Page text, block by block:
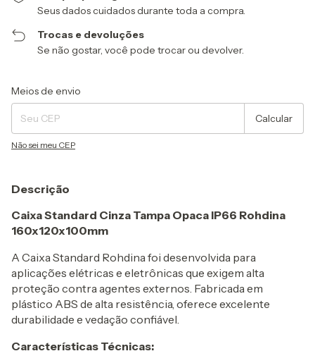
Seus dados cuidados durante toda a compra.
Trocas e devoluções
Se não gostar, você pode trocar ou devolver.
Entregas para o CEP:
Meios de envio
Calcular
Não sei meu CEP
Descrição
Caixa Standard Cinza Tampa Opaca IP66 Rohdina
160x120x100mm
A Caixa Standard Rohdina foi desenvolvida para
aplicações elétricas e eletrônicas que exigem alta
proteção contra agentes externos. Fabricada em
plástico ABS de alta resistência, oferece excelente
durabilidade e vedação confiável.
Características Técnicas: